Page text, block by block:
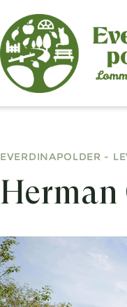
EVERDINAPOLDER -
Herman